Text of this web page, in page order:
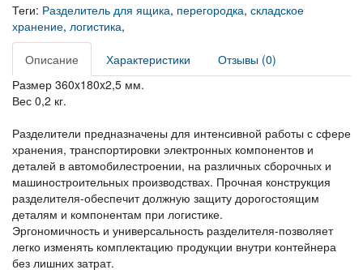
Теги: Разделитель для ящика, перегородка, складское
хранение, логистика,
Описание Характеристики
Отзывы (0)
Размер 360x180x2,5 мм.
Вес 0,2 кг.
Разделители предназначены для интенсивной работы с сфере
хранения, транспортировки электронных компонентов и
деталей в автомобилестроении, на различных сборочных и
машиностроительных производствах. Прочная конструкция
разделителя-обеспечит должную защиту дорогостоящим
деталям и компонентам при логистике.
Эргономичность и универсальность разделителя-позволяет
легко изменять комплектацию продукции внутри контейнера
без лишних затрат.